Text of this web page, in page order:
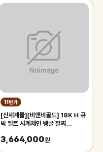
11번가
[신세계몰][비앤비골드] 18K H 큐
빅 벨트 시계체인 뱅글 팔찌
3,664,000원